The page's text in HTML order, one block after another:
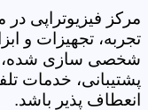
مرکز فیزیوتراپی
تجربه، تجهیزات و
شخصی سازی شده،
پشتیبانی، خدمات
انعطاف پذیر باشد.